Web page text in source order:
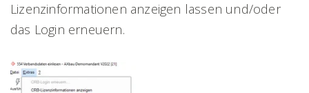
Lizenzinformationen anzeigen lassen und/oder
das Login erneuern.